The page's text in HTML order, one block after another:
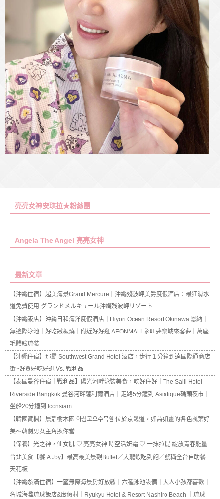
亮亮女神安琪拉★粉絲團
Angela The Angel 亮亮女神
最新文章
【沖繩住宿】超美海景Grand Mercure｜沖繩殘波岬美爵度假酒店：最狂滑水
道免費使用 グランドメルキュール沖縄残波岬リゾート
【沖繩飯店】沖繩日和海洋度假酒店｜Hiyori Ocean Resort Okinawa 恩納｜
無邊際泳池｜好吃鐵板燒｜附近好好逛 AEONMALL永旺夢樂城來客夢｜萬座
毛體驗琉裝
【沖繩住宿】那霸 Southwest Grand Hotel 酒店，步行１分鐘到達國際通商店
街~好買好吃好逛 Vs. 戰利品
【泰國曼谷住宿｜戰利品】陽光河畔泳裝美食，吃好住好｜The Salil Hotel
Riverside Bangkok 曼谷河畔薩利爾酒店｜走路5分鐘到 Asiatique碼頭夜市｜
坐船20分鐘到 Iconsiam
【韓國賞楓】晨靜樹木園 아침고요수목원 位於京畿道，如詩如畫的各色楓葉好
美～韓劇男女主角換你當
【保養】光之神，仙女肌 ♡ 亮亮女神 時空活妍霜 ♡ 一抹拉提 綻放青春能量
台北美食【饗 A Joy】最高最美景觀Buffet／大龍蝦吃到飽／號稱全台自助餐
天花板
【沖繩糸滿住宿】一望無際海景房好放鬆｜六種泳池設備｜大人小孩都喜歡｜
名城海灘琉球飯店&度假村｜Ryukyu Hotel & Resort Nashiro Beach ｜琉球